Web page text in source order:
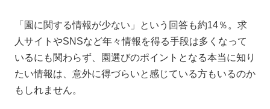
「園に関する情報が少ない」という回答も約14％。求
人サイトやSNSなど年々情報を得る手段は多くなって
いるにも関わらず、園選びのポイントとなる本当に知り
たい情報は、意外に得づらいと感じている方もいるのか
もしれません。